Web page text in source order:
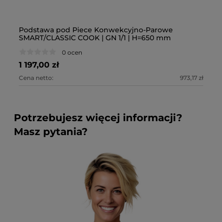
Podstawa pod Piece Konwekcyjno-Parowe
SMART/CLASSIC COOK | GN 1/1 | H=650 mm
0 ocen
1 197,00 zł
Cena netto: 973,17 zł
Potrzebujesz więcej informacji?
Masz pytania?